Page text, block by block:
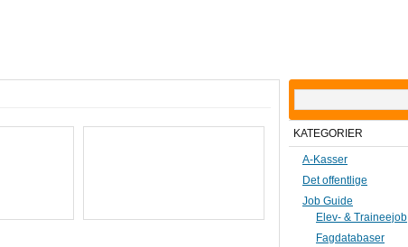
efter:
KATEGORIER
A-Kasser
Det offentlige
Job Guide
Elev- & Traineejob
Fagdatabaser